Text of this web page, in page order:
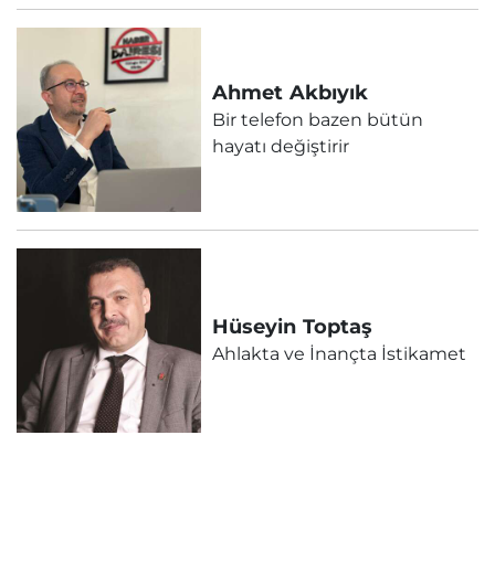
Ahmet Akbıyık
Bir telefon bazen bütün
hayatı değiştirir
Hüseyin Toptaş
Ahlakta ve İnançta İstikamet